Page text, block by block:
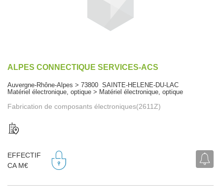
ALPES CONNECTIQUE SERVICES-ACS
Auvergne-Rhône-Alpes > 73800 SAINTE-HELENE-DU-LAC
Matériel électronique, optique > Matériel électronique, optique
Fabrication de composants électroniques(2611Z)
EFFECTIF
CA M€